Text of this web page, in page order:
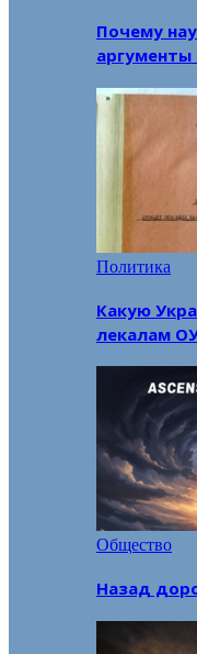
Почему
Политика
Какую
лекалам
Общество
Назад